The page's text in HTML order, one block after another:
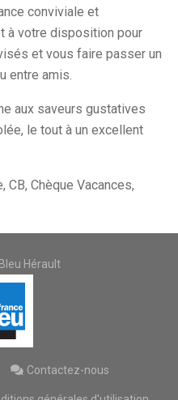
conviviale et
à votre disposition pour
et vous faire passer un
entre amis.
aux saveurs gustatives
le tout à un excellent
Chèque Vacances,
Hérault
Contactez-nous